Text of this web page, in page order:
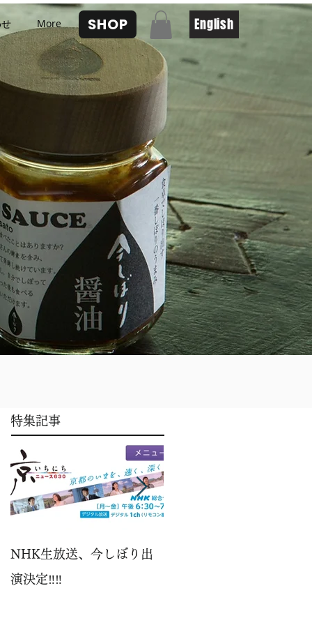
More SHOP English
特集記事
NHK生放送、今しぼり出
演決定‼️‼️